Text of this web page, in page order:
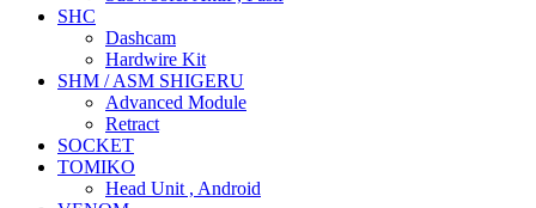
SHC
Dashcam
Hardwire Kit
SHM / ASM SHIGERU
Advanced Module
Retract
SOCKET
TOMIKO
Head Unit , Android